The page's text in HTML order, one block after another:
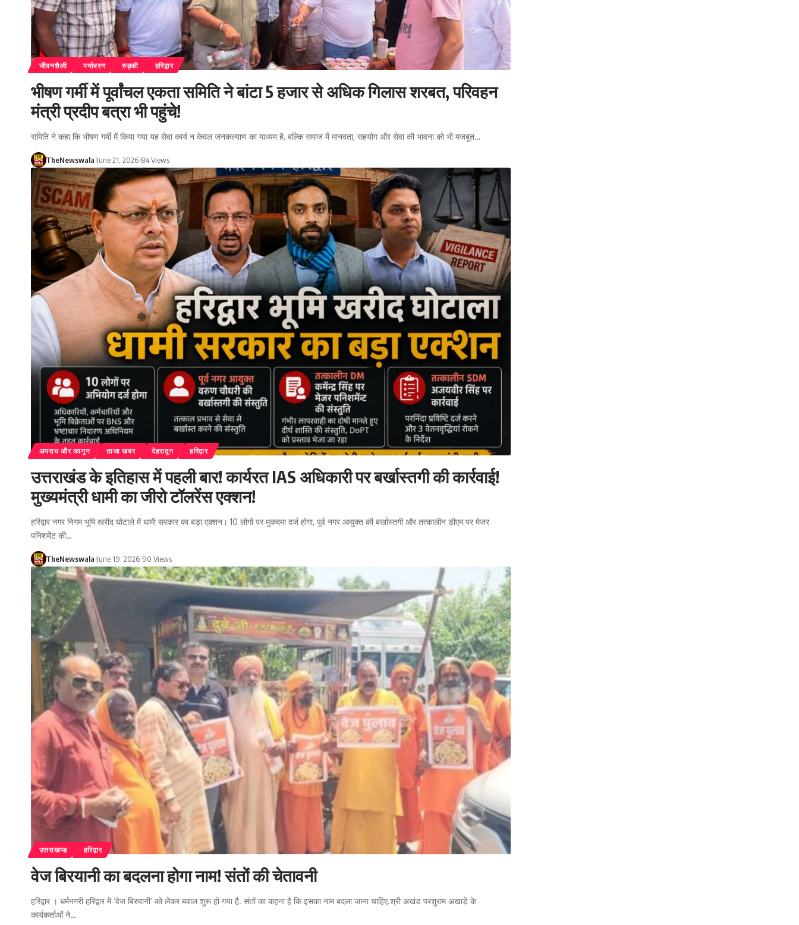
जीवनशैली पर्यावरण रुड़की हरिद्वार
भीषण गर्मी में पूर्वांचल एकता समिति ने बांटा 5 हजार से अधिक गिलास शरबत, परिवहन
मंत्री प्रदीप बत्रा भी पहुंचे!
समिति ने कहा कि भीषण गर्मी में किया गया यह सेवा कार्य न केवल जनकल्याण का माध्यम है, बल्कि समाज में मानवता, सहयोग और सेवा की भावना को भी मजबूत…
TheNewswala June 21, 2026 84 Views
अपराध और कानून ताजा खबर देहरादून हरिद्वार
उत्तराखंड के इतिहास में पहली बार! कार्यरत IAS अधिकारी पर बर्खास्तगी की कार्रवाई!
मुख्यमंत्री धामी का जीरो टॉलरेंस एक्शन!
हरिद्वार नगर निगम भूमि खरीद घोटाले में धामी सरकार का बड़ा एक्शन। 10 लोगों पर मुकदमा दर्ज होगा, पूर्व नगर आयुक्त की बर्खास्तगी और तत्कालीन डीएम पर मेजर
पनिशमेंट की…
TheNewswala June 19, 2026 90 Views
उत्तराखण्ड हरिद्वार
वेज बिरयानी का बदलना होगा नाम! संतों की चेतावनी
हरिद्वार । धर्मनगरी हरिद्वार में ‘वेज बिरयानी’ को लेकर बवाल शुरू हो गया है. संतों का कहना है कि इसका नाम बदला जाना चाहिए.श्री अखंड परशुराम अखाड़े के
कार्यकर्ताओं ने…